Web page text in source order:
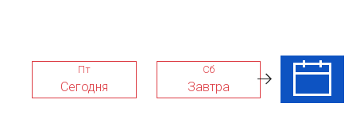
Пт
Сегодня
Сб
Завтра
Вс